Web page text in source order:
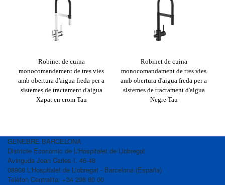
Robinet de cuina
monocomandament de tres vies
amb obertura d'aigua freda per a
sistemes de tractament d'aigua
Xapat en crom Tau
Robinet de cuina
monocomandament de tres vies
amb obertura d'aigua freda per a
sistemes de tractament d'aigua
Negre Tau
GENEBRE BARCELONA
Districte Econòmic de L'Hospitalet de Llobregat
Avinguda Joan Carles I, 46-48
08908 L'Hospitalet de Llobregat - Barcelona (España)
Telèfon Centralita: +34 298 80 00